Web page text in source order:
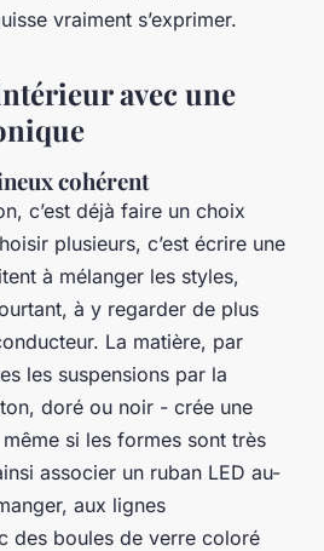
vraiment s’exprimer.
avec une
cohérent
c’est déjà faire un choix
plusieurs, c’est écrire une
à mélanger les styles,
à y regarder de plus
La matière, par
les suspensions par la
doré ou noir - crée une
si les formes sont très
associer un ruban LED au-
aux lignes
des boules de verre coloré